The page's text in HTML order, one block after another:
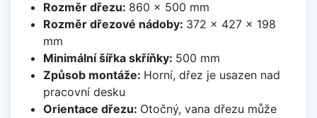
Rozměr dřezu: 860 x 500 mm
Rozměr dřezové nádoby: 372 x 427 x 198
mm
Minimální šířka skříňky: 500 mm
Způsob montáže: Horní, dřez je usazen nad
pracovní desku
Orientace dřezu: Otočný, vana dřezu může